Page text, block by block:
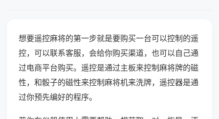
想要遥控麻将的第一步就是要购买一台可以控制的遥
控，可以联系客服，会给你购买渠道，也可以自己通
过电商平台购买。遥控是通过主板来控制麻将牌的磁
性，和骰子的磁性来控制麻将机来洗牌，遥控器是通
过你预先编好的程序。